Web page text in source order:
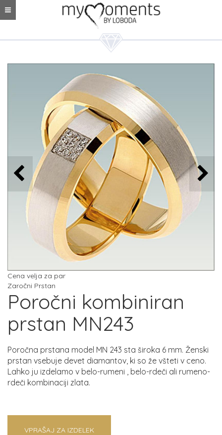
Cena velja za par
Zaročni Prstan
Poročni kombiniran
prstan MN243
Poročna prstana model MN 243 sta široka 6 mm. Ženski
prstan vsebuje devet diamantov, ki so že všteti v ceno.
Lahko ju izdelamo v belo-rumeni , belo-rdeči ali rumeno-
rdeči kombinaciji zlata.
VPRAŠAJ ZA IZDELEK